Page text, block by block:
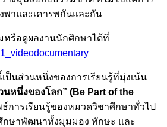
พาและเคารพกันและกัน
หรือดูผลงานนักศึกษาได้ที่
ป็นส่วนหนึ่งของการเรียนรู้ที่มุ่งเน้น
นหนึ่งของโลก” (Be Part of the
การเรียนรู้ของหมวดวิชาศึกษาทั่วไป
กษาพัฒนาทั้งมุมมอง ทักษะ และ